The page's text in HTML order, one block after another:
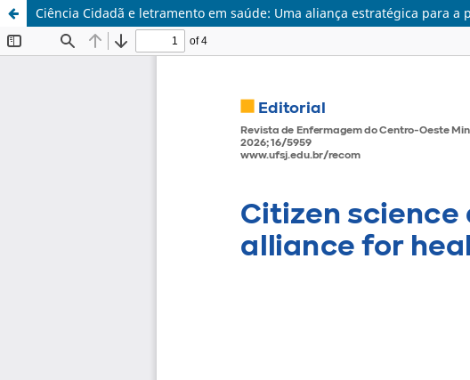
Ciência Cidadã e letramento em saúde: Uma aliança estratégica para a